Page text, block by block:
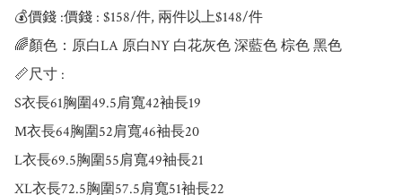
💰價錢 :價錢 : $158/件, 兩件以上$148/件
🌈顏色：原白LA 原白NY 白花灰色 深藍色 棕色 黑色
📏尺寸 :
S衣長61胸圍49.5肩寬42袖長19
M衣長64胸圍52肩寬46袖長20
L衣長69.5胸圍55肩寬49袖長21
XL衣長72.5胸圍57.5肩寬51袖長22